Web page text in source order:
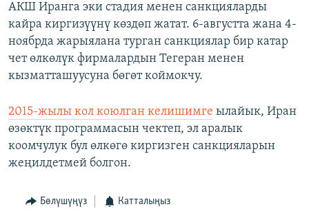
АКШ Иранга эки стадия менен санкцияларды
кайра киргизүүнү көздөп жатат. 6-августта жана 4-
ноябрда жарыялана турган санкциялар бир катар
чет өлкөлүк фирмалардын Тегеран менен
кызматташуусуна бөгөт коймокчу.
2015-жылы кол коюлган келишимге ылайык, Иран
өзөктүк программасын чектеп, эл аралык
коомчулук бул өлкөгө киргизген санкцияларын
жеңилдетмей болгон.
Бөлүшүңүз Катталыңыз